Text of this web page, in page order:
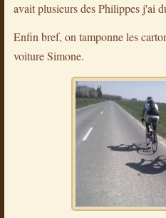
avait plusieurs des Philippes j'ai
Enfin bref, on tamponne les
voiture Simone.